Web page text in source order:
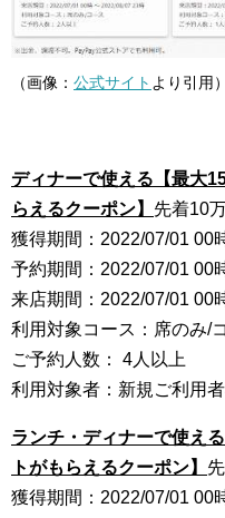
（画像： 公式サイト より引用）
ディナーで使える【最大
らえるクーポン】 先着10
獲得期間：2022/07/01 00
予約期間：2022/07/01 00
来店期間：2022/07/01 00
利用対象コース：席のみ/
ご予約人数： 4人以上
利用対象者：新規ご利用
ランチ・ディナーで使え
トがもらえるクーポン】
獲得期間：2022/07/01 00